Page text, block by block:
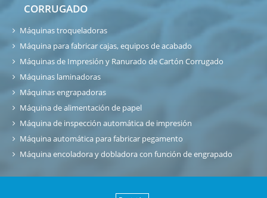
CORRUGADO
Máquinas troqueladoras
Máquina para fabricar cajas, equipos de acabado
Máquinas de Impresión y Ranurado de Cartón Corrugado
Máquinas laminadoras
Máquinas engrapadoras
Máquina de alimentación de papel
Máquina de inspección automática de impresión
Máquina automática para fabricar pegamento
Máquina encoladora y dobladora con función de engrapado